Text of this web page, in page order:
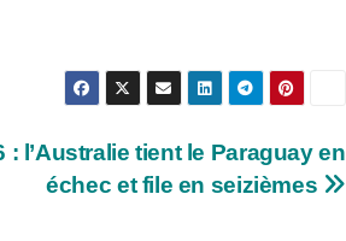
: l’Australie tient le Paraguay en
échec et file en seizièmes